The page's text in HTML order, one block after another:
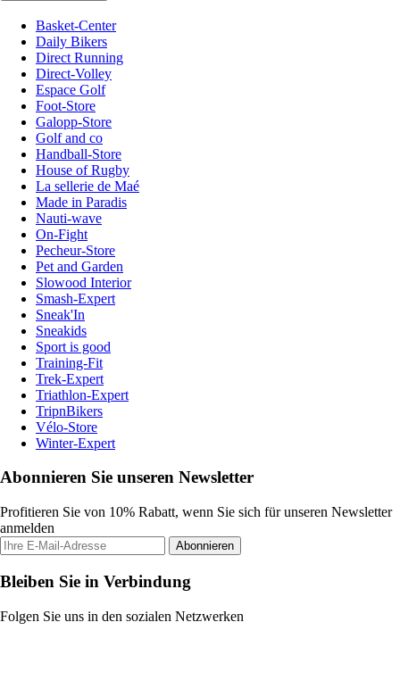
Basket-Center
Daily Bikers
Direct Running
Direct-Volley
Espace Golf
Foot-Store
Galopp-Store
Golf and co
Handball-Store
House of Rugby
La sellerie de Maé
Made in Paradis
Nauti-wave
On-Fight
Pecheur-Store
Pet and Garden
Slowood Interior
Smash-Expert
Sneak'In
Sneakids
Sport is good
Training-Fit
Trek-Expert
Triathlon-Expert
TripnBikers
Vélo-Store
Winter-Expert
Abonnieren Sie unseren Newsletter
Profitieren Sie von 10% Rabatt, wenn Sie sich für unseren Newsletter
anmelden
Abonnieren
Bleiben Sie in Verbindung
Folgen Sie uns in den sozialen Netzwerken